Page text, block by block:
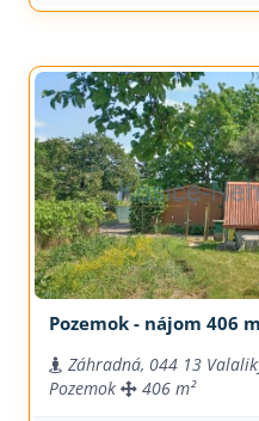
Pozemok - nájom 406
Záhradná, 044 13
Pozemok
406 m²